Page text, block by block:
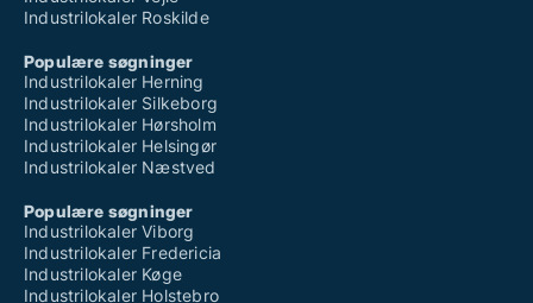
Industrilokaler Roskilde
Populære søgninger
Industrilokaler Herning
Industrilokaler Silkeborg
Industrilokaler Hørsholm
Industrilokaler Helsingør
Industrilokaler Næstved
Populære søgninger
Industrilokaler Viborg
Industrilokaler Fredericia
Industrilokaler Køge
Industrilokaler Holstebro